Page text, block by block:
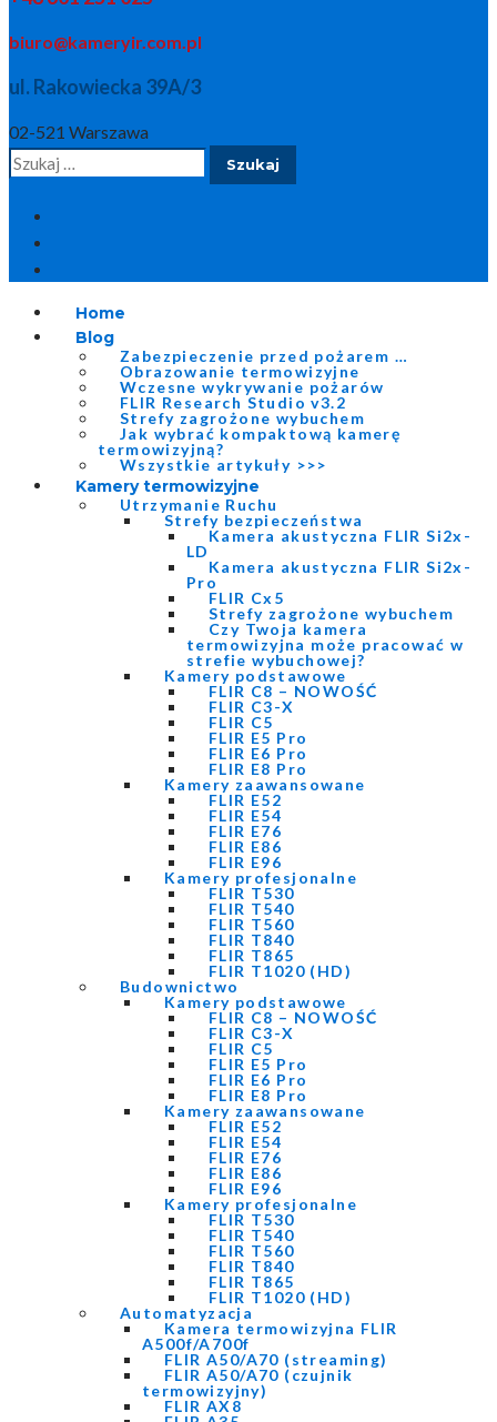
biuro@kameryir.com.pl
ul. Rakowiecka 39A/3
02-521 Warszawa
Szukaj:
Home
Blog
Zabezpieczenie przed pożarem …
Obrazowanie termowizyjne
Wczesne wykrywanie pożarów
FLIR Research Studio v3.2
Strefy zagrożone wybuchem
Jak wybrać kompaktową kamerę
termowizyjną?
Wszystkie artykuły >>>
Kamery termowizyjne
Utrzymanie Ruchu
Strefy bezpieczeństwa
Kamera akustyczna FLIR Si2x-
LD
Kamera akustyczna FLIR Si2x-
Pro
FLIR Cx5
Strefy zagrożone wybuchem
Czy Twoja kamera
termowizyjna może pracować w
strefie wybuchowej?
Kamery podstawowe
FLIR C8 – NOWOŚĆ
FLIR C3-X
FLIR C5
FLIR E5 Pro
FLIR E6 Pro
FLIR E8 Pro
Kamery zaawansowane
FLIR E52
FLIR E54
FLIR E76
FLIR E86
FLIR E96
Kamery profesjonalne
FLIR T530
FLIR T540
FLIR T560
FLIR T840
FLIR T865
FLIR T1020 (HD)
Budownictwo
Kamery podstawowe
FLIR C8 – NOWOŚĆ
FLIR C3-X
FLIR C5
FLIR E5 Pro
FLIR E6 Pro
FLIR E8 Pro
Kamery zaawansowane
FLIR E52
FLIR E54
FLIR E76
FLIR E86
FLIR E96
Kamery profesjonalne
FLIR T530
FLIR T540
FLIR T560
FLIR T840
FLIR T865
FLIR T1020 (HD)
Automatyzacja
Kamera termowizyjna FLIR
A500f/A700f
FLIR A50/A70 (streaming)
FLIR A50/A70 (czujnik
termowizyjny)
FLIR AX8